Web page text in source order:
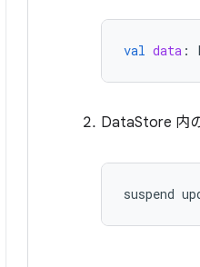
val data :
DataStore 内
suspend